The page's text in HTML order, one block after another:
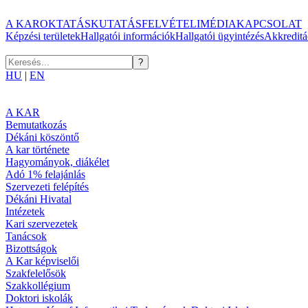
A KAROKTATÁSKUTATÁSFELVÉTELIMÉDIAKAPCSOLAT
Képzési területekHallgatói információkHallgatói ügyintézés
HU | EN
A KAR
Bemutatkozás
Dékáni köszöntő
A kar története
Hagyományok, diákélet
Adó 1% felajánlás
Szervezeti felépítés
Dékáni Hivatal
Intézetek
Kari szervezetek
Tanácsok
Bizottságok
A Kar képviselői
Szakfelelősök
Szakkollégium
Doktori iskolák